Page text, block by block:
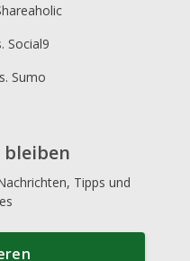
Social9
Sumo
Tipps und